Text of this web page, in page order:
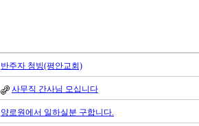
반주자 청빙(평안교회)
사무직 간사님 모십니다
양로원에서 일하실분 구합니다.